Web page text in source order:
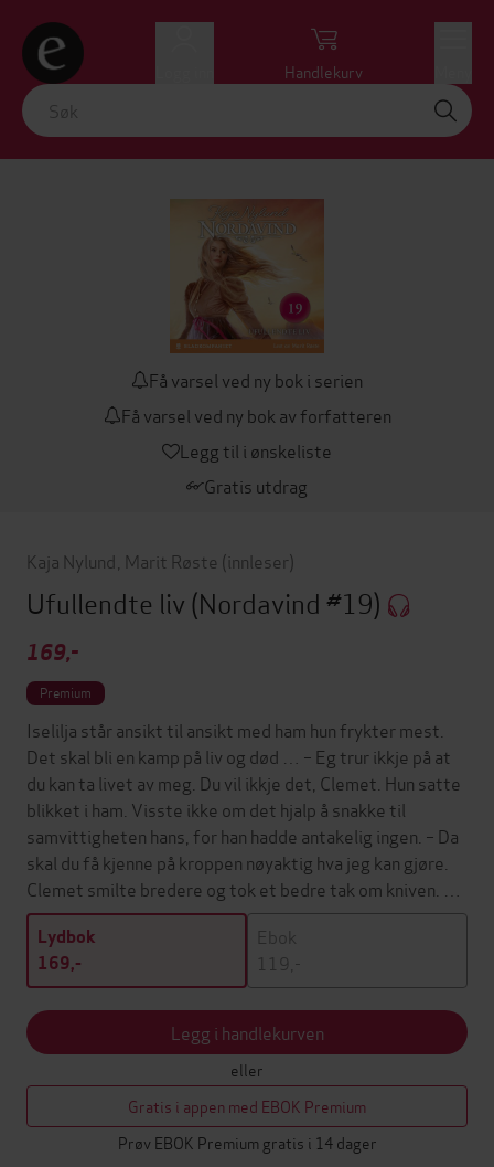
Handlekurv
Få varsel ved ny bok i serien
Få varsel ved ny bok av forfatteren
Legg til i ønskeliste
Gratis utdrag
Kaja Nylund Marit Røste (innleser)
Ufullendte liv (Nordavind #19)
169,-
Premium
Iselilja står ansikt til ansikt med ham hun frykter mest.
Det skal bli en kamp på liv og død … – Eg trur ikkje på at
du kan ta livet av meg. Du vil ikkje det, Clemet. Hun satte
blikket i ham. Visste ikke om det hjalp å snakke til
samvittigheten hans, for han hadde antakelig ingen. – Da
skal du få kjenne på kroppen nøyaktig hva jeg kan gjøre.
Clemet smilte bredere og tok et bedre tak om kniven. …
Lydbok
169,-
Ebok
119,-
Legg i handlekurven
eller
Gratis i appen med EBOK Premium
Prøv EBOK Premium gratis i 14 dager